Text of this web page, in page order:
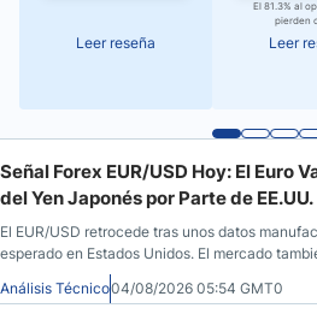
Leer reseña
El 81.3% al
pierden
Leer
Señal Forex EUR/USD Hoy: El Euro
del Yen Japonés por Parte de EE.UU.
El EUR/USD retrocede tras unos datos
esperado en Estados Unidos. El mercado
el yen y la evolución del contexto
Análisis Técnico04/08/2026 05:54 GMT0